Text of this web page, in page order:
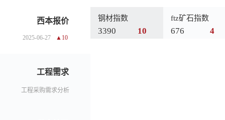
西本报价
2025-06-27 10
工程需求
工程采购需求分析
钢材指数
3390 10
ftz矿石指数
676 4